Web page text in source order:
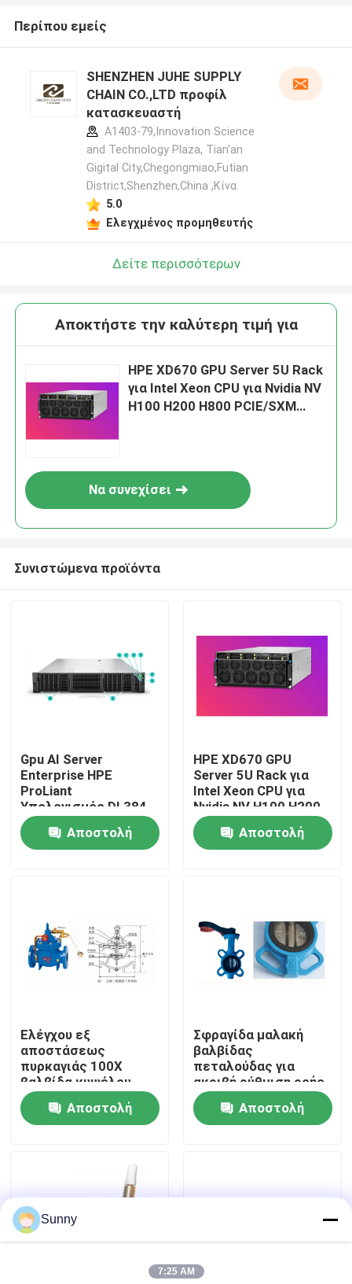
Σπίτι
Βίντεο
Σχετικά με εμάς
Επισκεψή εργοστασίου
Έλεγχος ποιότητας
Επικοινωνήστε μαζί μας
Ζητήστε μια προσφορά
διεθνές φορτίο που διαβιβάζει τις υπηρεσίες
Διασυνοριακή προμήθεια
Περίπου εμείς
SHENZHEN JUHE SUPPLY
CHAIN CO.,LTD προφίλ
κατασκευαστή
A1403-79,Innovation Science
and Technology Plaza, Tian'an
Gigital City,Chegongmiao,Futian
District,Shenzhen,China ,Κίνα
5.0
Ελεγχμένος προμηθευτής
Δείτε περισσότερων
Αποκτήστε την καλύτερη τιμή για
HPE XD670 GPU Server 5U Rack
για Intel Xeon CPU για Nvidia NV
H100 H200 H800 PCIE/SXM
Να συνεχίσει
Συνιστώμενα προϊόντα
Gpu AI Server
Enterprise HPE
ProLiant
Υπολογισμός DL384
Gen12 NVIDIA GH200
NVL2 Δωρεάν
Υπολογισμός
Αποστολή
HPE XD670 GPU
Server 5U Rack για
Intel Xeon CPU για
Nvidia NV H100 H200
H800 PCIE/SXM Nvlink
AI Supercomputing
Case
Αποστολή
Ελέγχου εξ
αποστάσεως
πυρκαγιάς 100X
βαλβίδα κυψέλου
σφαίρας για
διαχείριση νερού
Αποστολή
Σφραγίδα μαλακή
βαλβίδας
πεταλούδας για
ακριβή ρύθμιση ροής
Αποστολή
Sunny
7:25 AM